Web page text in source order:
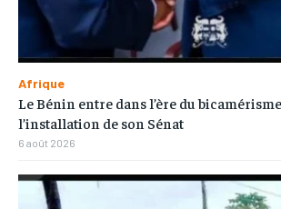
Afrique
Le Bénin entre dans l’ère du
l’installation de son Sénat
6 août 2026